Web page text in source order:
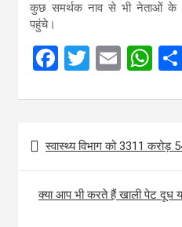
कुछ समर्थक नाव से भी नेताओं के
पहुंचे।
F
ce
o
o
k
T
tt
E
ail
W
at
s
A
p
p
navigation
स्वास्थ्य विभाग को 3311 करोड़
क्या आप भी करते हैं खाली पेट दूध